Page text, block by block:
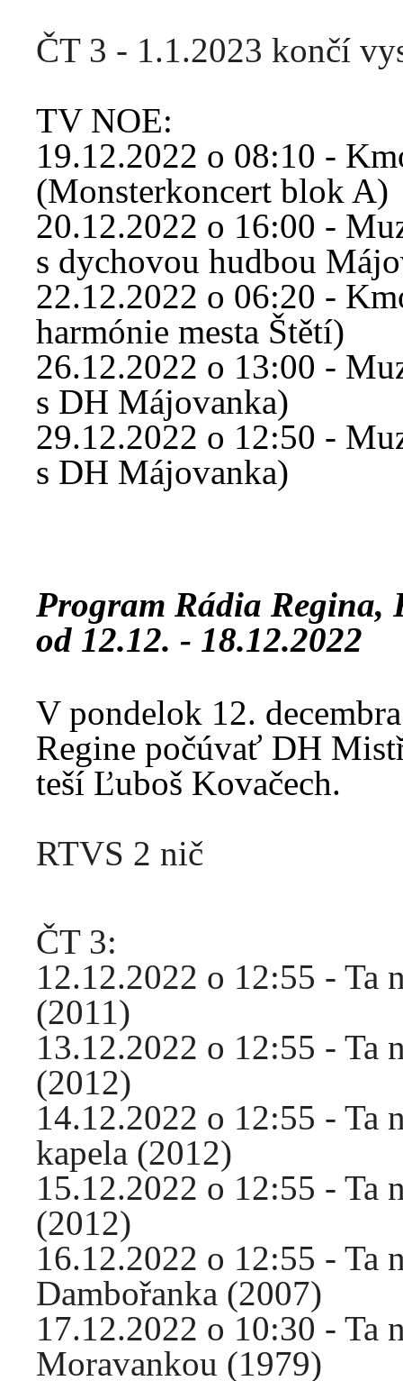
ČT 3 - 1.1.2023 končí
TV NOE:
19.12.2022 o 08:10 -
(Monsterkoncert blok A)
20.12.2022 o 16:00 -
s dychovou hudbou
22.12.2022 o 06:20 -
harmónie mesta Štětí)
26.12.2022 o 13:00 -
s DH Májovanka)
29.12.2022 o 12:50 -
s DH Májovanka)
Program Rádia Regina,
od 12.12. - 18.12.2022
V pondelok 12.
Regine počúvať DH
teší Ľuboš Kovačech.
RTVS 2 nič
ČT 3:
12.12.2022 o 12:55 - Ta
(2011)
13.12.2022 o 12:55 - Ta
(2012)
14.12.2022 o 12:55 - Ta
kapela (2012)
15.12.2022 o 12:55 - Ta
(2012)
16.12.2022 o 12:55 - Ta
Dambořanka (2007)
17.12.2022 o 10:30 - Ta
Moravankou (1979)